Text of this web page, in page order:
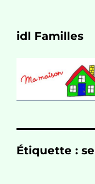
idl Familles
Étiquette :